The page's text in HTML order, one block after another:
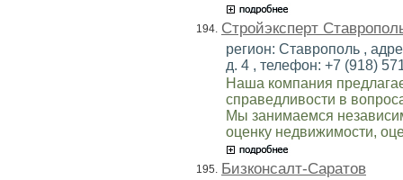
194. Стройэксперт
регион: Ставрополь ,
д. 4 , телефон: +7 (918)
Наша компания
справедливости в
Мы занимаемся
оценку недвижимости,
195. Бизконсалт-Саратов